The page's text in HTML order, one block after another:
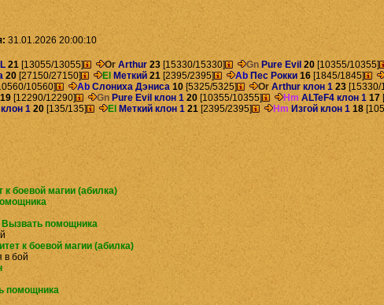
31.01.2026 20:00:10
21 [13055/13055] Or Arthur 23 [15330/15330] Gn Pure Evil 20 [10355/10355]
20 [27150/27150] El Меткий 21 [2395/2395] Ab Пес Рокки 16 [1845/1845]
10560] Ab Слониха Дэниса 10[5325/5325] Or Arthur клон 1 23 [15330/
19 [12290/12290] Gn Pure Evil клон 1 20 [10355/10355] Hm ALTeF4 клон 1 17
1 20 [135/135] El Меткий клон 1 21 [2395/2395] Hm Изгой клон 1 18
к боевой магии (абилка)
Вызвать помощника
к боевой магии (абилка)
в бой
помощника